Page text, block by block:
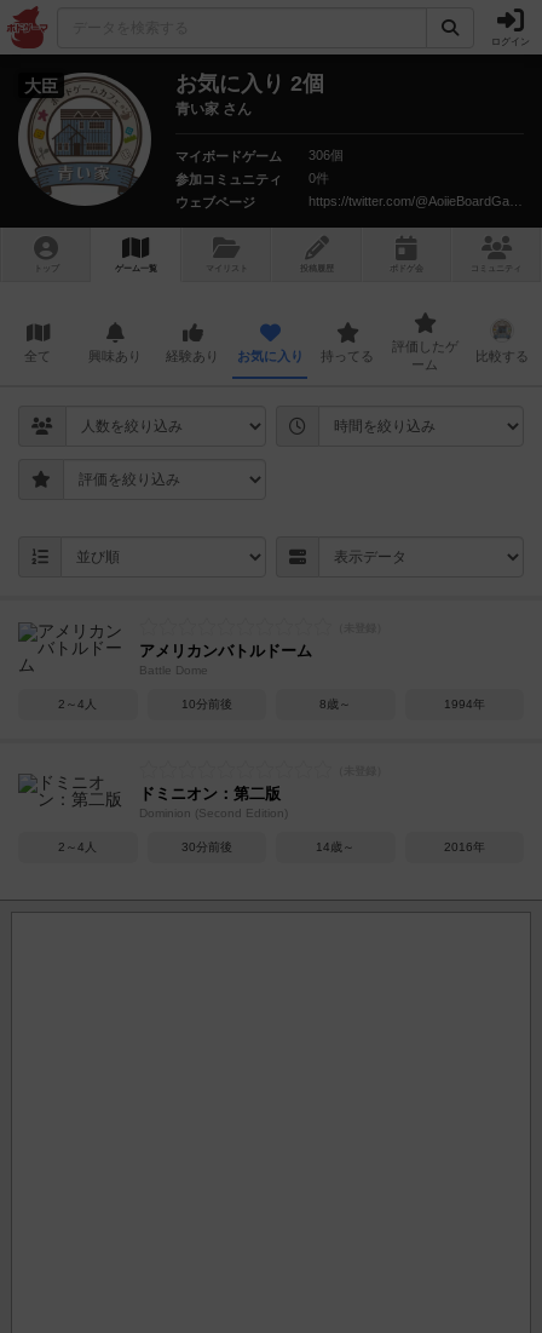
ログイン
大臣 お気に入り 2個
青い家 さん
マイボードゲーム
306個
参加コミュニティ
0件
ウェブページ
トップ ゲーム一覧 マイリスト 投稿履歴 ボ ドゲ コミュニティ
全て 興味あり 経験あり お気に入り 持ってる
評価したゲ
ーム
比較する
アメリカンバトルドーム
Battle Dome
2～4人 10分前後 8歳～ 1994年
ドミニオン：第二版
Dominion (Second Edition)
2～4人 30分前後 14歳～ 2016年